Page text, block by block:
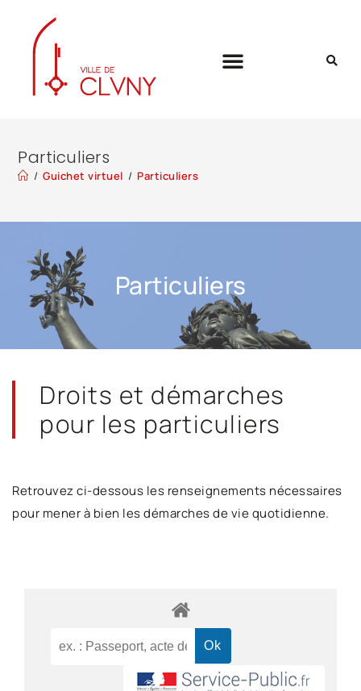
Particuliers
/ Guichet virtuel / Particuliers
Particuliers
Droits et démarches
pour les particuliers
Retrouvez ci-dessous les renseignements nécessaires
pour mener à bien les démarches de vie quotidienne.